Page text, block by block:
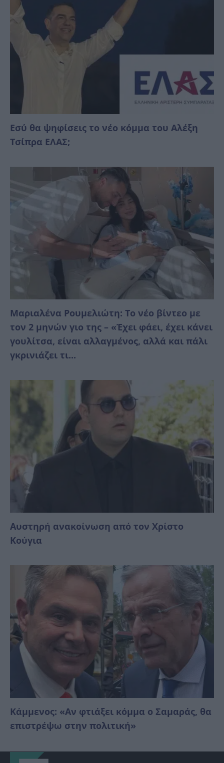
Εσύ θα ψηφίσεις το νέο κόμμα του Αλέξη
Τσίπρα ΕΛΑΣ;
Μαριαλένα Ρουμελιώτη: Το νέο βίντεο με
τον 2 μηνών γιο της – «Έχει φάει, έχει κάνει
γουλίτσα, είναι αλλαγμένος, αλλά και πάλι
γκρινιάζει τι...
Αυστηρή ανακοίνωση από τον Χρίστο
Κούγια
Κάμμενος: «Αν φτιάξει κόμμα ο Σαμαράς, θα
επιστρέψω στην πολιτική»